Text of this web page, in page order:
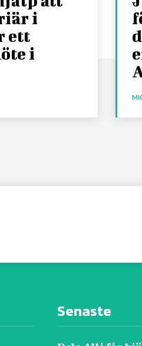
i
ett
i
Senaste